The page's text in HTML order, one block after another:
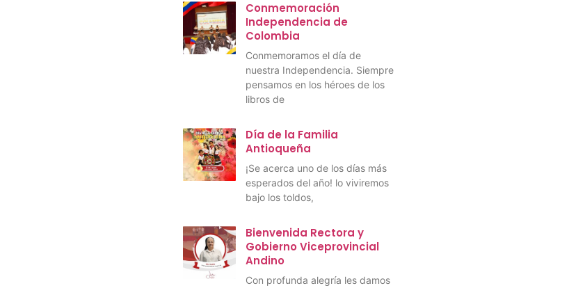
Conmemoración
Independencia de
Colombia
Conmemoramos el día de
nuestra Independencia. Siempre
pensamos en los héroes de los
libros de
Día de la Familia
Antioqueña
¡Se acerca uno de los días más
esperados del año! lo viviremos
bajo los toldos,
Bienvenida Rectora y
Gobierno Viceprovincial
Andino
Con profunda alegría les damos